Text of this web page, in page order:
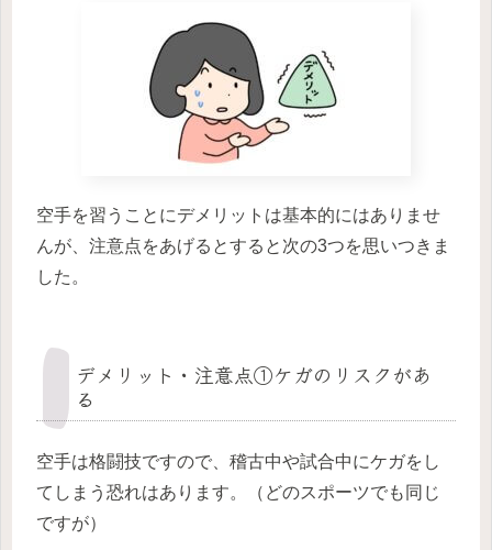
空手を習うことにデメリットは基本的にはありませ
んが、注意点をあげるとすると次の3つを思いつきま
した。
デメリット・注意点①ケガのリスクがあ
る
空手は格闘技ですので、稽古中や試合中にケガをし
てしまう恐れはあります。（どのスポーツでも同じ
ですが）